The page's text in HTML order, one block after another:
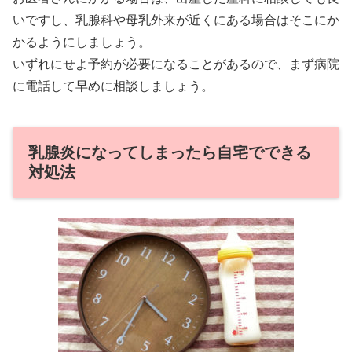
いですし、乳腺科や母乳外来が近くにある場合はそこにか
かるようにしましょう。
いずれにせよ予約が必要になることがあるので、まず病院
に電話して早めに相談しましょう。
乳腺炎になってしまったら自宅でできる
対処法